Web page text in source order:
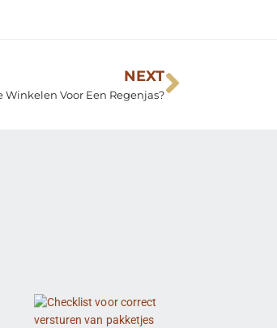
NEXT
Winkelen Voor Een Regenjas?